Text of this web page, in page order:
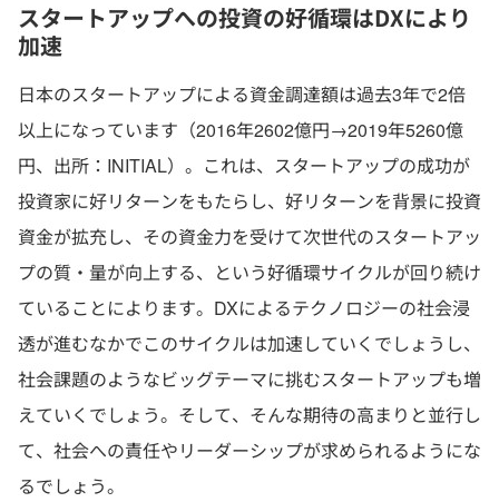
スタートアップへの投資の好循環はDXにより
加速
日本のスタートアップによる資金調達額は過去3年で2倍
以上になっています（2016年2602億円→2019年5260億
円、出所：INITIAL）。これは、スタートアップの成功が
投資家に好リターンをもたらし、好リターンを背景に投資
資金が拡充し、その資金力を受けて次世代のスタートアッ
プの質・量が向上する、という好循環サイクルが回り続け
ていることによります。DXによるテクノロジーの社会浸
透が進むなかでこのサイクルは加速していくでしょうし、
社会課題のようなビッグテーマに挑むスタートアップも増
えていくでしょう。そして、そんな期待の高まりと並行し
て、社会への責任やリーダーシップが求められるようにな
るでしょう。